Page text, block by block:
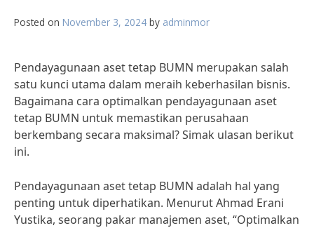
Posted on November 3, 2024 by adminmor
Pendayagunaan aset tetap BUMN merupakan salah
satu kunci utama dalam meraih keberhasilan bisnis.
Bagaimana cara optimalkan pendayagunaan aset
tetap BUMN untuk memastikan perusahaan
berkembang secara maksimal? Simak ulasan berikut
ini.
Pendayagunaan aset tetap BUMN adalah hal yang
penting untuk diperhatikan. Menurut Ahmad Erani
Yustika, seorang pakar manajemen aset, “Optimalkan